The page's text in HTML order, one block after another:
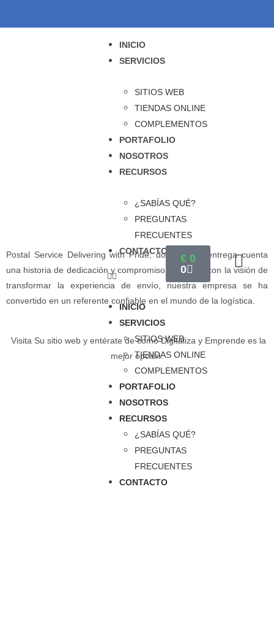
INICIO
SERVICIOS
SITIOS WEB
TIENDAS ONLINE
COMPLEMENTOS
PORTAFOLIO
NOSOTROS
RECURSOS
¿SABÍAS QUÉ?
PREGUNTAS
FRECUENTES
CONTACTO
INICIO
SERVICIOS
SITIOS WEB
TIENDAS ONLINE
COMPLEMENTOS
PORTAFOLIO
NOSOTROS
RECURSOS
¿SABÍAS QUÉ?
PREGUNTAS
FRECUENTES
CONTACTO
€0
0
Postal Service Delivering with Pride, donde cada entrega cuenta
una historia de dedicación y compromiso. Fundada con la visión de
transformar la experiencia de envío, nuestra empresa se ha
convertido en un referente confiable en el mundo de la logística.
Visita Su sitio web y entérate de como Digitaliza y Emprende es la
mejor opción.